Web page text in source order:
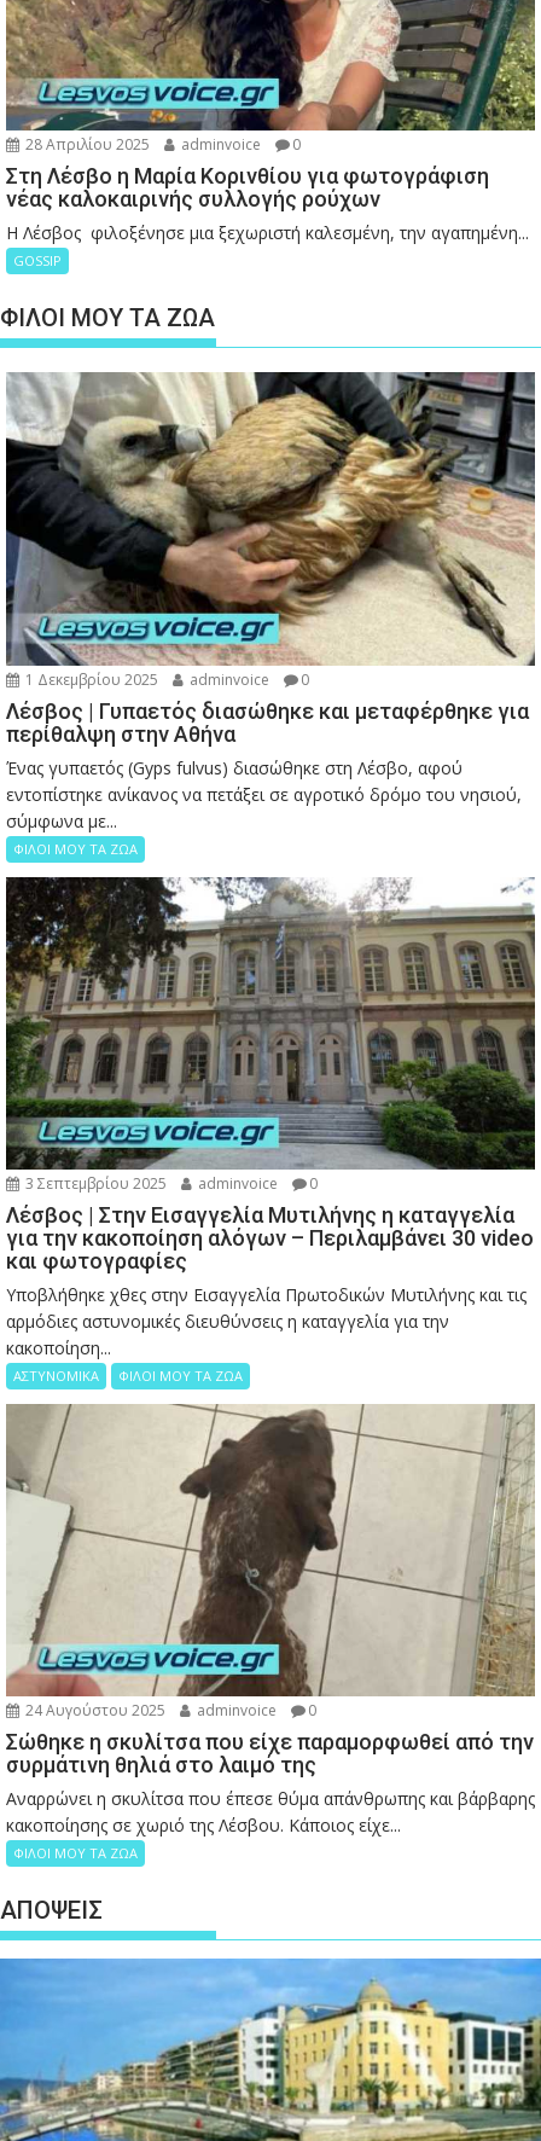
28 Απριλίου 2025 adminvoice 0
Στη Λέσβο η Μαρία Κορινθίου για φωτογράφιση
νέας καλοκαιρινής συλλογής ρούχων
Η Λέσβος φιλοξένησε μια ξεχωριστή καλεσμένη, την αγαπημένη...
GOSSIP
ΦΙΛΟΙ ΜΟΥ ΤΑ ΖΩΑ
1 Δεκεμβρίου 2025 adminvoice 0
Λέσβος | Γυπαετός διασώθηκε και μεταφέρθηκε για
περίθαλψη στην Αθήνα
Ένας γυπαετός (Gyps fulvus) διασώθηκε στη Λέσβο, αφού
εντοπίστηκε ανίκανος να πετάξει σε αγροτικό δρόμο του νησιού,
σύμφωνα με...
ΦΙΛΟΙ ΜΟΥ ΤΑ ΖΩΑ
3 Σεπτεμβρίου 2025 adminvoice 0
Λέσβος | Στην Εισαγγελία Μυτιλήνης η καταγγελία
για την κακοποίηση αλόγων – Περιλαμβάνει 30 video
και φωτογραφίες
Υποβλήθηκε χθες στην Εισαγγελία Πρωτοδικών Μυτιλήνης και τις
αρμόδιες αστυνομικές διευθύνσεις η καταγγελία για την
κακοποίηση...
ΑΣΤΥΝΟΜΙΚΑ ΦΙΛΟΙ ΜΟΥ ΤΑ ΖΩΑ
24 Αυγούστου 2025 adminvoice 0
Σώθηκε η σκυλίτσα που είχε παραμορφωθεί από την
συρμάτινη θηλιά στο λαιμό της
Αναρρώνει η σκυλίτσα που έπεσε θύμα απάνθρωπης και βάρβαρης
κακοποίησης σε χωριό της Λέσβου. Κάποιος είχε...
ΦΙΛΟΙ ΜΟΥ ΤΑ ΖΩΑ
ΑΠΟΨΕΙΣ